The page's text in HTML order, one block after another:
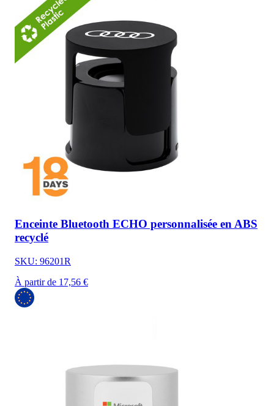
Enceinte Bluetooth ECHO personnalisée en ABS
recyclé
SKU: 96201R
À partir de 17,56 €